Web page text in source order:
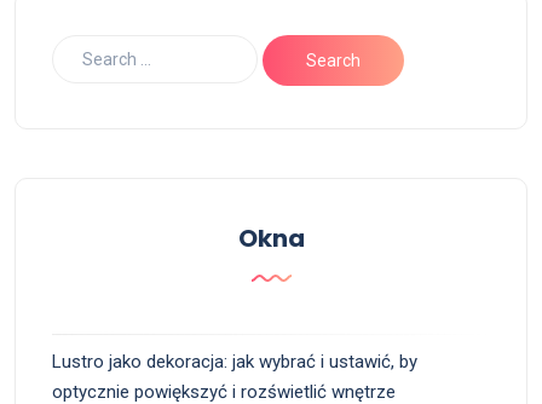
Okna
Lustro jako dekoracja: jak wybrać i ustawić, by
optycznie powiększyć i rozświetlić wnętrze